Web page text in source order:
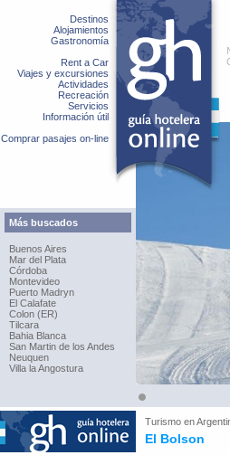
Destinos
Alojamientos
Gastronomía
Rent a Car
Viajes y excursiones
Actividades
Recreación
Servicios
Información útil
Comprar pasajes on-line
Más buscados
Buenos Aires
Mar del Plata
Córdoba
Montevideo
Puerto Madryn
El Calafate
Colon (ER)
Tilcara
Bahia Blanca
San Martin de los Andes
Neuquen
Villa la Angostura
Turismo en
El Bolson